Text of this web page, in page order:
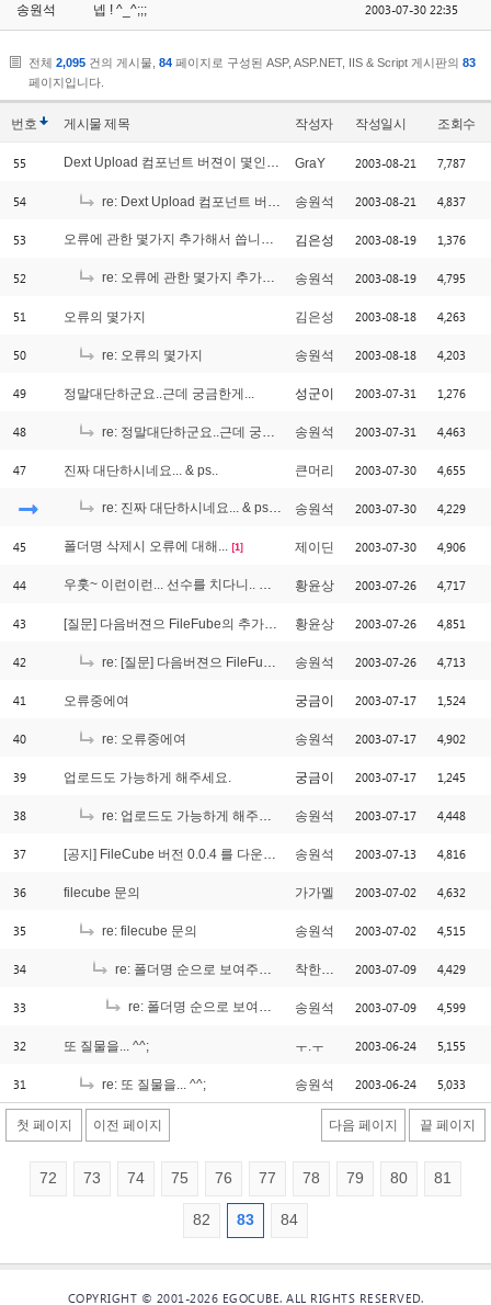
송원석 넵 ! ^_^;;; 2003-07-30 22:35
전체 2,095 건의 게시물, 84 페이지로 구성된 ASP, ASP.NET, IIS & Script 게시판의 83
페이지입니다.
번호 게시물제목 작성자 작성일시 조회수
55 Dext Upload 컴포넌트 버젼이 몇인지요? [2]
GraY 2003-08-21 7,787
54 re: Dext Upload 컴포넌트 버젼이 몇인지요? 송원석 2003-08-21 4,837
53 오류에 관한 몇가지 추가해서 씁니다.^^ [2]
김은성 2003-08-19 1,376
52 re: 오류에 관한 몇가지 추가해서 씁니다.^^ [5]
송원석 2003-08-19 4,795
51 오류의 몇가지 김은성 2003-08-18 4,263
50 re: 오류의 몇가지 송원석 2003-08-18 4,203
49 정말대단하군요..근데 궁금한게... 성군이 2003-07-31 1,276
48 re: 정말대단하군요..근데 궁금한게... 송원석 2003-07-31 4,463
47 진짜 대단하시네요... & ps.. 큰머리 2003-07-30 4,655
re: 진짜 대단하시네요... & ps.. 송원석 2003-07-30 4,229
45 폴더명 삭제시 오류에 대해... [1] 제이딘 2003-07-30 4,906
44 우훗~ 이런이런... 선수를 치다니.. ㅋㅋ [1]황윤상 2003-07-26 4,717
43 [질문] 다음버젼으 FileFube의 추가기능은? 황윤상 2003-07-26 4,851
42 re: [질문] 다음버젼으 FileFube의 추가기능은? 송원석 2003-07-26 4,713
41 오류중에여 궁금이 2003-07-17 1,524
40 re: 오류중에여 송원석 2003-07-17 4,902
39 업로드도 가능하게 해주세요. 궁금이 2003-07-17 1,245
38 re: 업로드도 가능하게 해주세요. 송원석 2003-07-17 4,448
37 [공지] FileCube 버전 0.0.4 를 다운로드 받으실 수 있습니다. 송원석 2003-07-13 4,816
36 filecube 문의 가가멜 2003-07-02 4,632
35 re: filecube 문의 송원석 2003-07-02 4,515
34 re: 폴더명 순으로 보여주세요... 착한아빠 2003-07-09 4,429
33 re: 폴더명 순으로 보여주세요... [1]
송원석 2003-07-09 4,599
32 또 질물을... ^^; ㅜ.ㅜ 2003-06-24 5,155
31 re: 또 질물을... ^^; 송원석 2003-06-24 5,033
첫 페이지 이전 페이지 다음 페이지 끝 페이지
72 73 74 75 76 77 78 79 80 81
82 83 84
COPYRIGHT © 2001-2026 EGOCUBE. ALL RIGHTS RESERVED.